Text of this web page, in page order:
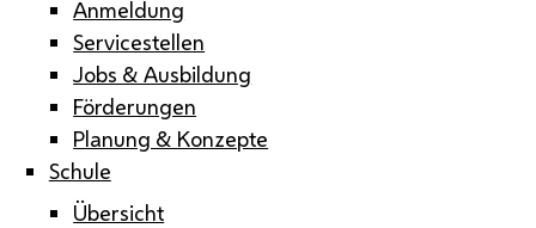
Anmeldung
Servicestellen
Jobs & Ausbildung
Förderungen
Planung & Konzepte
Schule
Übersicht